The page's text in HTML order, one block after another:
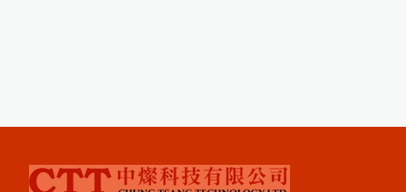
磁
吸
式
B
r
e
s
l
e
T
e
s
t
金
屬
表
面
含
量
測
定
X3001數字式附著強度測試儀iT定儀